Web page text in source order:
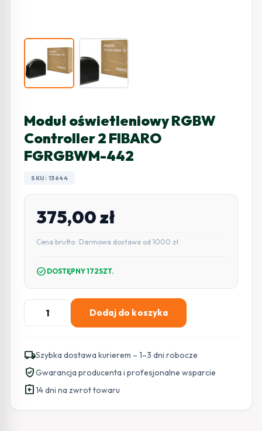
Moduł oświetleniowy RGBW
Controller 2 FIBARO
FGRGBWM-442
SKU: 13644
375,00zł
Cena brutto · Darmowa dostawa od 1000 zł
check_circle DOSTĘPNY 172SZT.
ilość
Moduł
Controller
2
FIBARO
Dodaj do koszyka
local_shippingSzybka dostawa kurierem – 1–3 dni robocze
verified_userGwarancja producenta i profesjonalne wsparcie
assignment_return14 dni na zwrot towaru